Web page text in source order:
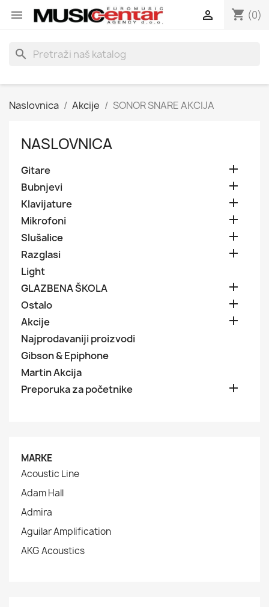
 shopping_cart (0)

search
Naslovnica Akcije SONOR SNARE AKCIJA
NASLOVNICA
Gitare 
Bubnjevi 
Klavijature 
Mikrofoni 
Slušalice 
Razglasi 
Light
GLAZBENA ŠKOLA

Ostalo 
Akcije 
Najprodavaniji proizvodi
Gibson & Epiphone
Martin Akcija
Preporuka za početnike

MARKE
Acoustic Line
Adam Hall
Admira
Aguilar Amplification
AKG Acoustics